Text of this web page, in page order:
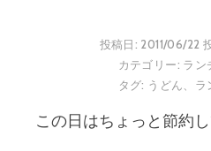
投稿日: 2011/06/22
カテゴリー: ラン
タグ: うどん ラ
この日はちょっと節約